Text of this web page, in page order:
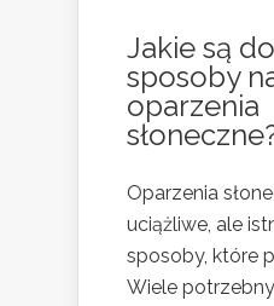
Jakie są
sposoby
oparzenia
Oparzenia
uciążliwe, ale
sposoby, które
Wiele